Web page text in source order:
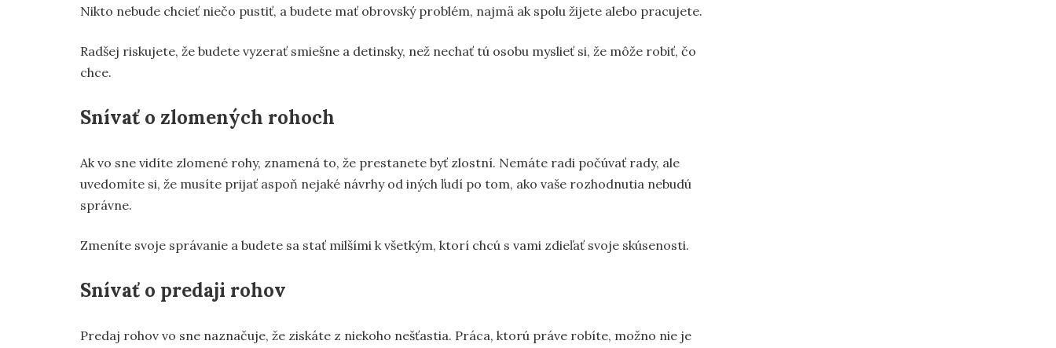
Nikto nebude chcieť niečo pustiť, a budete mať obrovský problém, najmä ak spolu žijete alebo pracujete.
Radšej riskujete, že budete vyzerať smiešne a detinsky, než nechať tú osobu myslieť si, že môže robiť, čo
chce.
Snívať o zlomených rohoch
Ak vo sne vidíte zlomené rohy, znamená to, že prestanete byť zlostní. Nemáte radi počúvať rady, ale
uvedomíte si, že musíte prijať aspoň nejaké návrhy od iných ľudí po tom, ako vaše rozhodnutia nebudú
správne.
Zmeníte svoje správanie a budete sa stať milšími k všetkým, ktorí chcú s vami zdieľať svoje skúsenosti.
Snívať o predaji rohov
Predaj rohov vo sne naznačuje, že ziskáte z niekoho nešťastia. Práca, ktorú práve robíte, možno nie je